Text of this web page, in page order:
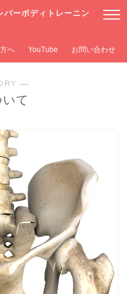
ーボディトレーニン
へ YouTube お問い合わせ
―
て